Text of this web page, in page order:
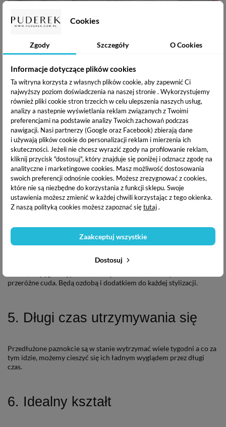
Cookies
Zgody Szczegóły O Cookies
Informacje dotyczące plików cookies
Ta witryna korzysta z własnych plików cookie, aby zapewnić Ci
najwyższy poziom doświadczenia na naszej stronie . Wykorzystujemy
również pliki cookie stron trzecich w celu ulepszenia naszych usług,
analizy a nastepnie wyświetlania reklam związanych z Twoimi
preferencjami na podstawie analizy Twoich zachowań podczas
nawigacji. Nasi partnerzy (Google oraz Facebook) zbierają dane
i używają plików cookie do personalizacji reklam i mierzenia ich
skuteczności. Jeżeli nie chcesz wyrazić zgody na profilowanie reklam,
kliknij przycisk "dostosuj", który znajduje się poniżej i odznacz zgodę na
analityczne i marketingowe cookies. Masz możliwość dostosowania
swoich preferencji odnośnie cookies. Możesz zrezygnować z cookies,
które nie są niezbędne do korzystania z funkcji sklepu. Swoje
ustawienia możesz zmienić w każdej chwili korzystając z tego okienka.
Z naszą polityką cookies możesz zapoznać siętutaj.
Dostosuj
Zaakceptuj wszystkie
3. Trwałość
Przedłużone paznokcie są znacznie bardziej trwałe niż naturalne.
Dodatkowo są odporne na uszkodzenia mechaniczne i urazy.
4. Ładny wygląd
Przedłużone paznokcie wyglądają bardzo elegancko, są estetyczne,
przeróżne cuda. Będą ozdobą i dodatkiem do każdej stylizacji.
5. Długi czas utrzymywania się
Przedłużone paznokcie są w stanie wytrzymać wiele tygodni a co za
tym idzie, możemy cieszyć się ich ładnym wyglądem przez długi
czas.
6. Idealny kształt